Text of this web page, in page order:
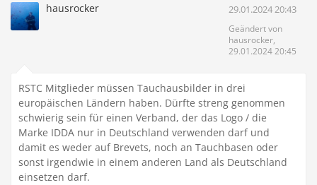
hausrocker 29.01.2024 20:43
Geändert von
hausrocker,
29.01.2024 20:45
RSTC Mitglieder müssen Tauchausbilder in drei
europäischen Ländern haben. Dürfte streng genommen
schwierig sein für einen Verband, der das Logo / die
Marke IDDA nur in Deutschland verwenden darf und
damit es weder auf Brevets, noch an Tauchbasen oder
sonst irgendwie in einem anderen Land als Deutschland
einsetzen darf.